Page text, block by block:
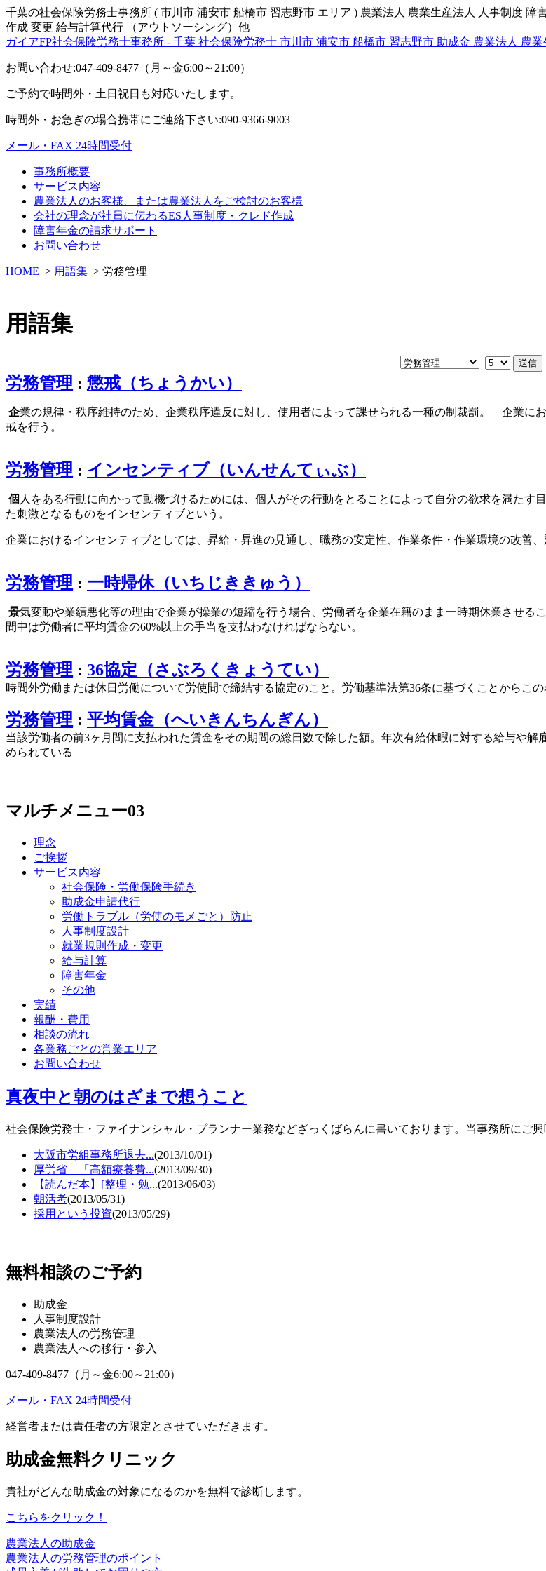
千葉の社会保険労務士事務所 ( 市川市 浦安市 船橋市 習志野市 エリア ) 農業法人 農業生産法人 人事制度
作成 変更 給与計算代行 （アウトソーシング）他
ガイアFP社会保険労務士事務所 - 千葉 社会保険労務士 市川市 浦安市 船橋市 習志野市 助成金 農業法人 農
お問い合わせ:047-409-8477（月～金6:00～21:00）
ご予約で時間外・土日祝日も対応いたします。
時間外・お急ぎの場合携帯にご連絡下さい:090-9366-9003
メール・FAX 24時間受付
事務所概要
サービス内容
農業法人のお客様、または農業法人をご検討のお客様
会社の理念が社員に伝わるES人事制度・クレド作成
障害年金の請求サポート
お問い合わせ
HOME > 用語集 > 労務管理
用語集
労務管理 : 懲戒（ちょうかい）
企業の規律・秩序維持のため、企業秩序違反に対し、使用者によって課せられる一種の制裁罰。 企業に
戒を行う。
労務管理 : インセンティブ（いんせんてぃぶ）
個 人をある行動に向かって動機づけるためには、個人がその行動をとることによって自分の欲求を満た
た刺激となるものをインセンティブという。
企業におけるインセンティブとしては、昇給・昇進の見通し、職務の安定性、作業条件・作業環境の改善、
労務管理 : 一時帰休（いちじききゅう）
景気変動や業績悪化等の理由で企業が操業の短縮を行う場合、労働者を企業在籍のまま一時期休業させる
間中は労働者に平均賃金の60%以上の手当を支払わなければならない。
労務管理 : 36協定（さぶろくきょうてい）
時間外労働または休日労働について労使間で締結する協定のこと。労働基準法第36条に基づくことからこの
労務管理 : 平均賃金（へいきんちんぎん）
当該労働者の前3ヶ月間に支払われた賃金をその期間の総日数で除した額。年次有給休暇に対する給与や
められている
マルチメニュー03
理念
ご挨拶
サービス内容
社会保険・労働保険手続き
助成金申請代行
労働トラブル（労使のモメごと）防止
人事制度設計
就業規則作成・変更
給与計算
障害年金
その他
実績
報酬・費用
相談の流れ
各業務ごとの営業エリア
お問い合わせ
真夜中と朝のはざまで想うこと
社会保険労務士・ファイナンシャル・プランナー業務などざっくばらんに書いております。当事務所にご
大阪市労組事務所退去...(2013/10/01)
厚労省 「高額療養費...(2013/09/30)
【読んだ本】[整理・勉...(2013/06/03)
朝活考(2013/05/31)
採用という投資(2013/05/29)
無料相談のご予約
助成金
人事制度設計
農業法人の労務管理
農業法人への移行・参入
047-409-8477（月～金6:00～21:00）
メール・FAX 24時間受付
経営者または責任者の方限定とさせていただきます。
助成金無料クリニック
貴社がどんな助成金の対象になるのかを無料で診断します。
こちらをクリック！
農業法人の助成金
農業法人の労務管理のポイント